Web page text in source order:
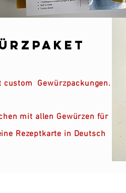
custom Gewürzpackungen.
mit allen Gewürzen für
Rezeptkarte in Deutsch